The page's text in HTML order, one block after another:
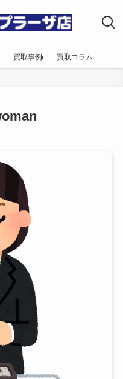
買取事例 買取コラム